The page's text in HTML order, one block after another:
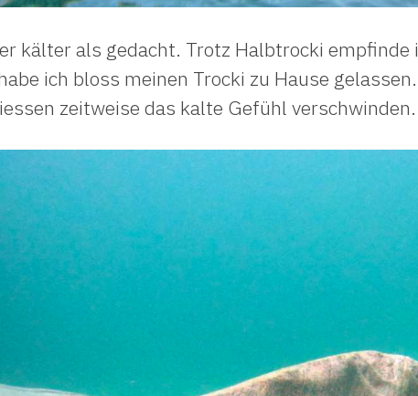
kälter als gedacht. Trotz Halbtrocki
ich bloss meinen Trocki zu Hause
zeitweise das kalte Gefühl verschwinden.